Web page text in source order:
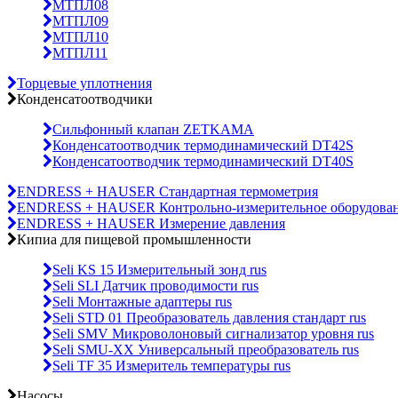
МТПЛ08
МТПЛ09
МТПЛ10
МТПЛ11
Торцевые уплотнения
Конденсатоотводчики
Сильфонный клапан ZETKAMA
Конденсатоотводчик термодинамический DT42S
Конденсатоотводчик термодинамический DT40S
ENDRESS + HAUSER Стандартная термометрия
ENDRESS + HAUSER Контрольно-измерительное
ENDRESS + HAUSER Измерение давления
Кипиа для пищевой промышленности
Seli KS 15 Измерительный зонд rus
Seli SLI Датчик проводимости rus
Seli Монтажные адаптеры rus
Seli STD 01 Преобразователь давления стандарт rus
Seli SMV Микроволоновый сигнализатор уровня rus
Seli SMU-ХХ Универсальный преобразователь rus
Seli TF 35 Измеритель температуры rus